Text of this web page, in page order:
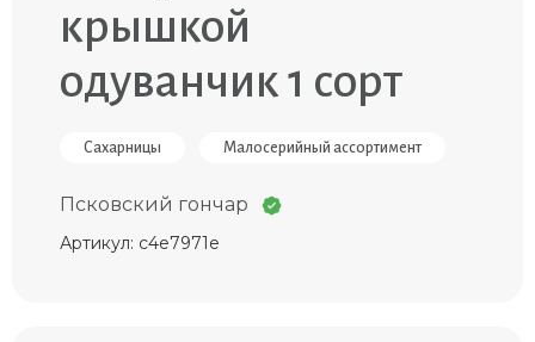
крышкой
одуванчик 1 сорт
Сахарницы Малосерийный ассортимент
Псковский гончар
Артикул: c4e7971e